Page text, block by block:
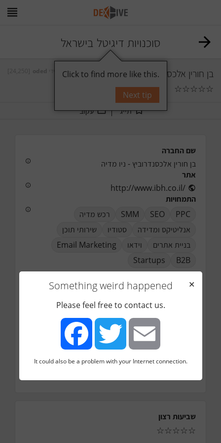
סוכנויות דיגיטל בישראל
בן חורין אלכסנדרוביץ - ניו מדיה
☆
☆
☆
☆
☆
0 תגובות
תייג עקוב
שם החברה
בן חורין אלכסנדרוביץ - ניו מדיה
אתר
http://www.ibh.co.il/
התמחויות
PPC
SEO
SMM
רכש מדיה
אנליטיקס ומדידה
סטודיו
שירותי תוכן
בניית אתרים
וידאו
Email Marketing
B2B
Startups
עיר
תל אביב
036766668
noam@ibh.co.il
כמה עובדים בחברה
שביעות רצון
☆
☆
☆
☆
☆
Something weird happened
✕
Please feel free to contact us.
FacebookTwitter Email
It could also be a problem with your Internet connection.
Click to find more like this.
Next tip